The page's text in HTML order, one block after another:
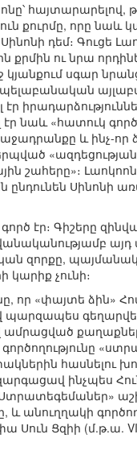
հայտարարելով,
քուրմը, որը նաև
դեմ։ Գուցե
քրմին ու նրա
կյանքում սգար
էր նաև «հատուկ
և ինչ-որ
շահերը»։
ընդունեն
էր։ Գիշերը
զորքը,
կարիք չունի։
որ «փայտե ձին»
պարզապես
հասնելու
ինչպես
և անուղղակի
Սուն Ցզիի